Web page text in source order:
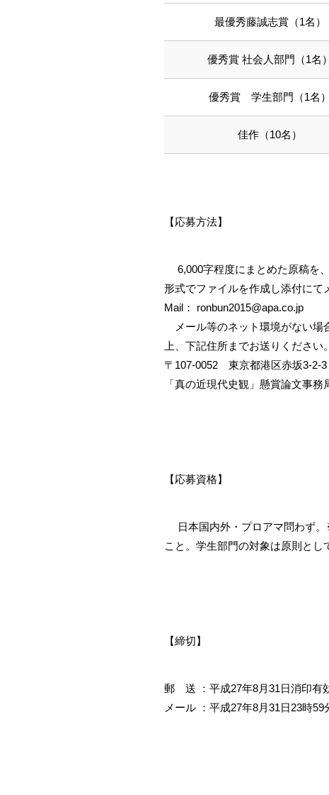
最優秀藤誠志賞（1名）
優秀賞 社会人部門（1名）
優秀賞 学生部門（1名）
佳作（10名）
【応募方法】
6,000字程度にまとめた原稿を
形式でファイルを作成し添付にて
Mail： ronbun2015@apa.co.jp
メール等のネット環境がない場
上、下記住所までお送りください。
〒107-0052 東京都港区赤坂3-2-
「真の近現代史観」懸賞論文事
【応募資格】
日本国内外・プロアマ問わず。
こと。学生部門の対象は原則と
【締切】
郵 送 ：平成27年8月31日消印有
メール ：平成27年8月31日23時